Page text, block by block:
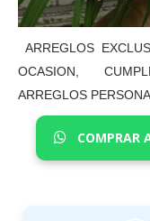
ARREGLOS
OCASION,
ARREGLOS
COMPRAR